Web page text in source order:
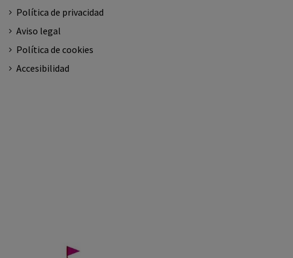
Política de privacidad
Aviso legal
Política de cookies
Accesibilidad